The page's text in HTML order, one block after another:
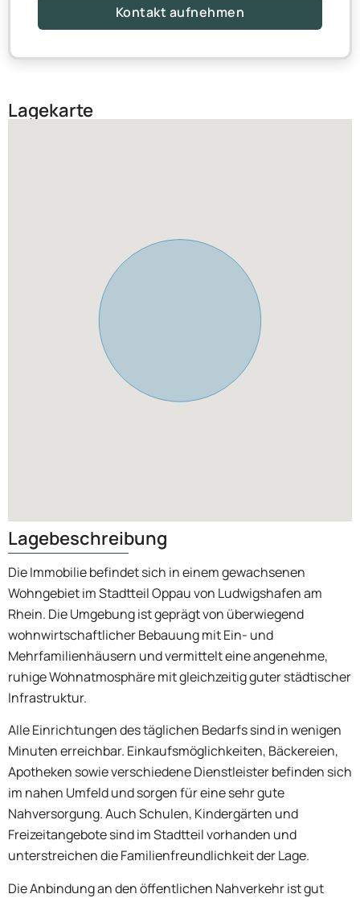
Kontakt aufnehmen
Lagekarte
Lagebeschreibung
Die Immobilie befindet sich in einem gewachsenen
Wohngebiet im Stadtteil Oppau von Ludwigshafen am
Rhein. Die Umgebung ist geprägt von überwiegend
wohnwirtschaftlicher Bebauung mit Ein- und
Mehrfamilienhäusern und vermittelt eine angenehme,
ruhige Wohnatmosphäre mit gleichzeitig guter städtischer
Infrastruktur.
Alle Einrichtungen des täglichen Bedarfs sind in wenigen
Minuten erreichbar. Einkaufsmöglichkeiten, Bäckereien,
Apotheken sowie verschiedene Dienstleister befinden sich
im nahen Umfeld und sorgen für eine sehr gute
Nahversorgung. Auch Schulen, Kindergärten und
Freizeitangebote sind im Stadtteil vorhanden und
unterstreichen die Familienfreundlichkeit der Lage.
Die Anbindung an den öffentlichen Nahverkehr ist gut